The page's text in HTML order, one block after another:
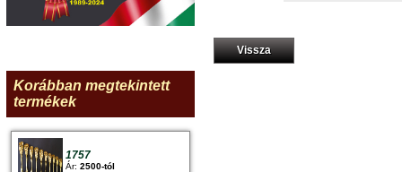
Korábban megtekintett
termékek
1757
Ár: 2500-tól
Vissza